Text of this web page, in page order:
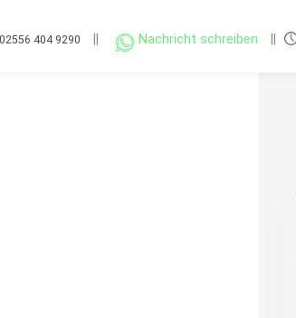
02556 404 9290 Nachricht schreiben